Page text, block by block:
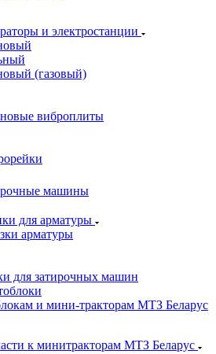
и электростанции
(газовый)
виброплиты
машины
для арматуры
арматуры
для затирочных машин
и мини-тракторам МТЗ Беларус
к минитракторам МТЗ Беларус